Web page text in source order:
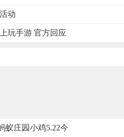
动
玩手游 官方回应
蚁庄园小鸡5.22今